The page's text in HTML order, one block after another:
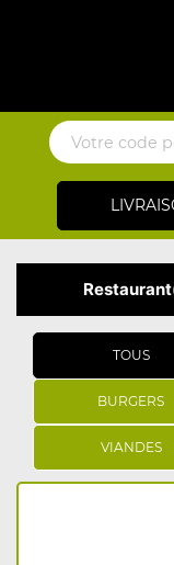
TOUS
BURGERS
VIANDES